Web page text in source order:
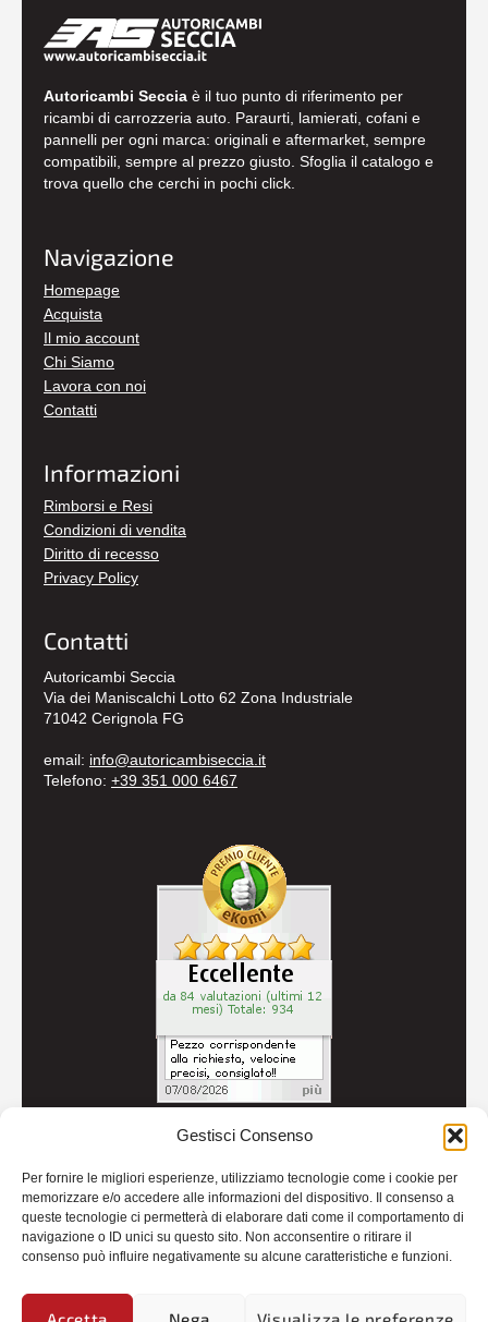
Gestisci Consenso
Per fornire le migliori esperienze, utilizziamo tecnologie come i cookie per
memorizzare e/o accedere alle informazioni del dispositivo. Il consenso a
queste tecnologie ci permetterà di elaborare dati come il comportamento di
navigazione o ID unici su questo sito. Non acconsentire o ritirare il
consenso può influire negativamente su alcune caratteristiche e funzioni.
Autoricambi Seccia è il tuo punto di riferimento per
ricambi di carrozzeria auto. Paraurti, lamierati, cofani e
pannelli per ogni marca: originali e aftermarket, sempre
compatibili, sempre al prezzo giusto. Sfoglia il catalogo e
trova quello che cerchi in pochi click.
Navigazione
Homepage
Acquista
Il mio account
Chi Siamo
Lavora con noi
Contatti
Informazioni
Rimborsi e Resi
Condizioni di vendita
Diritto di recesso
Privacy Policy
Contatti
Autoricambi Seccia
Via dei Maniscalchi Lotto 62 Zona Industriale
71042 Cerignola FG
email: info@autoricambiseccia.it
Telefono: +39 351 000 6467
Credits